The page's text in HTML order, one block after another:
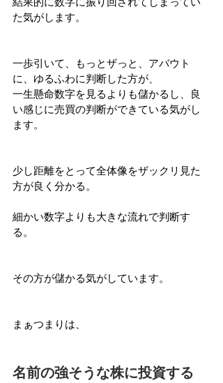
た気がします。
一歩引いて、もっとザっと、アバウト
に、ゆるふわに判断した方が、
一生懸命数字を見るよりも儲かるし、良
い感じに売買の判断ができている気がし
ます。
少し距離をとって全体像をザックリ見た
方が良く分かる。
細かい数字よりも大きな流れで判断す
る。
その方が儲かる気がしています。
まぁつまりは、
名前の強そうな株に投資する